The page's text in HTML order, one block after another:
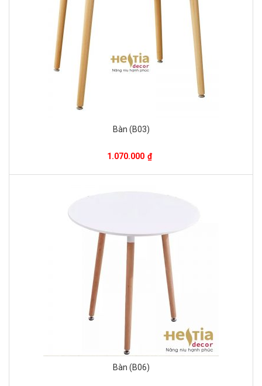
Bàn (B03)
1.070.000 ₫
Bàn (B06)